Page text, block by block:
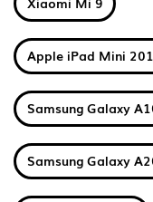
Apple iPad Mini
Samsung Galaxy
Samsung Galaxy